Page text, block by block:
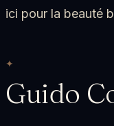
ici pour la beauté
Guido